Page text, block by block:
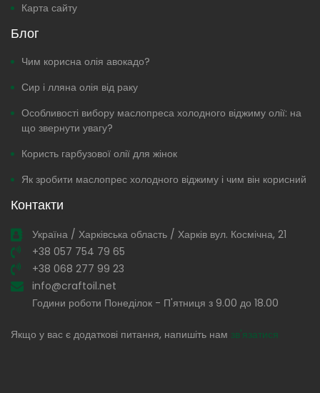
Карта сайту
Блог
Чим корисна олія авокадо?
Сир і лляна олія від раку
Особливості вибору маслопреса холодного віджиму олії: на
що звернути увагу?
Користь гарбузової олії для жінок
Як зробити маслопрес холодного віджиму і чим він корисний
Контакти
Україна / Харківська область / Харків вул. Космічна, 21
+38 057 754 79 65
+38 068 277 99 23
info@craftoil.net
Години роботи Понеділок - П'ятниця з 9.00 до 18.00
Якщо у вас є додаткові питання, напишіть нам зв'язатися